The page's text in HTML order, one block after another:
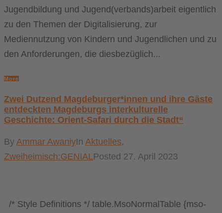
Jugendbildung und Jugend(verbands)arbeit eigentlich
zu den Themen der Digitalisierung, zur
Mediennutzung von Kindern und Jugendlichen und zu
den Anforderungen, die diesbezüglich...
More
Zwei Dutzend Magdeburger*innen und ihre Gäste
entdeckten Magdeburgs interkulturelle
Geschichte: Orient-Safari durch die Stadt“
By Ammar AwaniyIn Aktuelles,
Zweiheimisch:GENIALPosted 27. April 2023
/* Style Definitions */ table.MsoNormalTable {mso-